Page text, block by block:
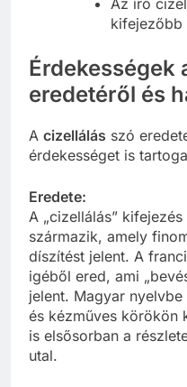
Az író
kifejezőbb
Érdekességek
eredetéről és
A cizellálás szó
érdekességet is
Eredete:
A „cizellálás”
származik, amely
díszítést jelent. A
igéből ered, ami
jelent. Magyar
és kézműves körökön
is elsősorban a
utal.